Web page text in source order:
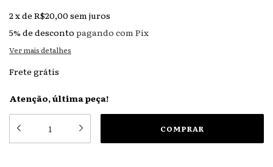
2xde R$20,00 sem juros
5% de desconto pagando com Pix
Ver mais detalhes
Frete grátis
Atenção, última peça!